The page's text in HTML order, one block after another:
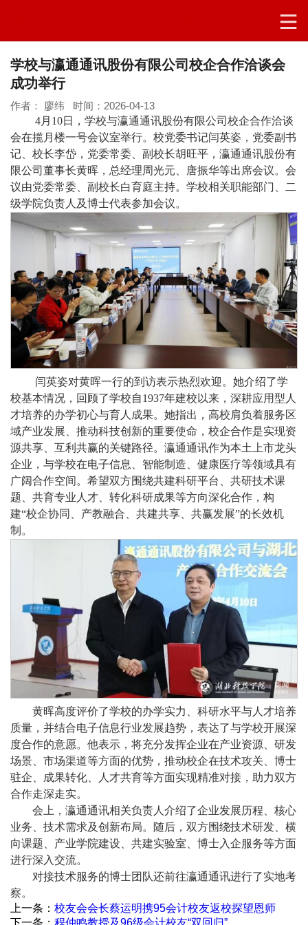
学校与瀛通通讯股份有限公司校企合作洽谈会
成功举行
作者： 廖纬 时间：2026-04-13
4月10日，学校与瀛通通讯股份有限公司校企合作洽谈
会在揽月楼一号会议室举行。校党委书记闫英姿，党委副书
记、校长李岱，党委常委、副校长胡旺平，瀛通通讯股份有
限公司董事长黄晖，总经理周光元、唐振华等出席会议。会
议由党委常委、副校长白育庭主持。学校相关职能部门、二
级学院负责人及博士代表参加会议。
闫英姿对黄晖一行的到访表示热烈欢迎。她介绍了学
校基本情况，回顾了学校自1937年建校以来，深耕应用型人
才培养的办学初心与育人成果。她指出，高校肩负着服务区
域产业发展、推动科技创新的重要使命，校企合作是实现资
源共享、互利共赢的关键路径。瀛通通讯作为本土上市龙头
企业，与学校在电子信息、智能制造、健康医疗等领域具有
广阔合作空间。希望双方围绕共建科研平台、共研技术课
题、共育专业人才、转化科研成果等方向深化合作，构
建“校企协同、产教融合、共建共享、共赢发展”的长效机
制。
黄晖高度评价了学校的办学实力、科研水平与人才培养
质量，并结合电子信息行业发展趋势，表达了与学校开展深
度合作的意愿。他表示，将充分发挥企业在产业资源、研发
场景、市场渠道等方面的优势，推动校企在技术攻关、博士
驻企、成果转化、人才共育等方面实现精准对接，助力双方
合作走深走实。
会上，瀛通通讯相关负责人介绍了企业发展历程、核心
业务、技术需求及创新布局。随后，双方围绕技术研发、横
向课题、产业学院建设、共建实验室、博士入企服务等方面
进行深入交流。
对接技术服务的博士团队还前往瀛通通讯进行了实地考
察。
上一条： 校友会会长蔡运明携95会计校友返校探望恩师